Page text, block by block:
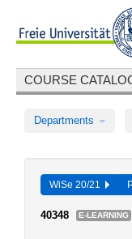
COURSE
Departments
WiSe 20/21
40348 E-LEARNING